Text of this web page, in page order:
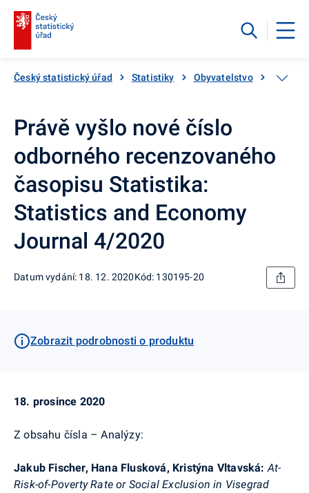
Český statistický úřad Statistiky Obyvatelstvo
Právě vyšlo nové číslo
odborného recenzovaného
časopisu Statistika:
Statistics and Economy
Journal 4/2020
Datum vydání: 18. 12. 2020Kód: 130195-20
Zobrazit podrobnosti o produktu
18. prosince 2020
Z obsahu čísla – Analýzy:
Jakub Fischer, Hana Flusková, Kristýna Vltavská: At-
Risk-of-Poverty Rate or Social Exclusion in Visegrad